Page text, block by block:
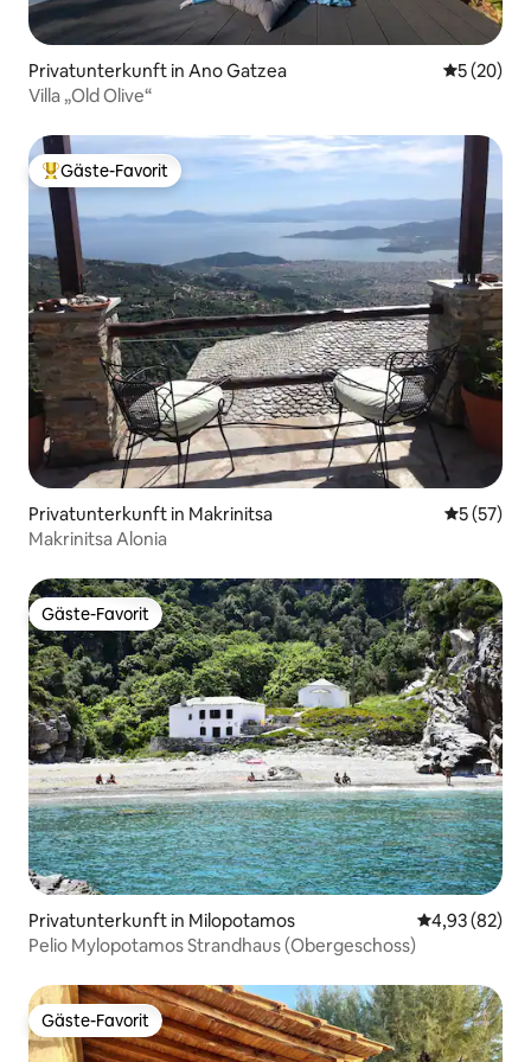
Privatunterkunft in Ano Gatzea
5 (20)
Villa „Old Olive“
Beliebter Gäste-Favorit.
Gäste-Favorit
Privatunterkunft in Makrinitsa
5 (57)
Makrinitsa Alonia
Gäste-Favorit
Gäste-Favorit
Privatunterkunft in Milopotamos
4,93 (82)
Pelio Mylopotamos Strandhaus (Obergeschoss)
Gäste-Favorit
Gäste-Favorit